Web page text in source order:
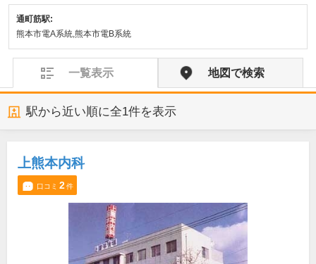
通町筋駅:
熊本市電A系統,熊本市電B系統
一覧表示 地図で検索
駅から近い順に全1件を表示
上熊本内科
口コミ 2件